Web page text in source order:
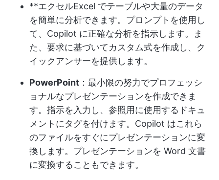
**エクセルExcel でテーブルや大量のデータ
を簡単に分析できます。プロンプトを使用し
て、Copilot に正確な分析を指示します。ま
た、要求に基づいてカスタム式を作成し、ク
イックアンサーを提供します。
PowerPoint ：最小限の努力でプロフェッシ
ョナルなプレゼンテーションを作成できま
す。指示を入力し、参照用に使用するドキュ
メントにタグを付けます。Copilot はこれら
のファイルをすぐにプレゼンテーションに変
換します。プレゼンテーションを Word 文書
に変換することもできます。